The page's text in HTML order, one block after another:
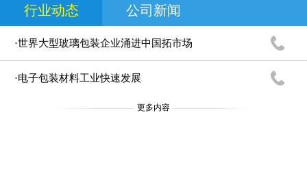
行业动态 公司新闻
·世界大型玻璃包装企业涌进中国拓市场
·电子包装材料工业快速发展
更多内容